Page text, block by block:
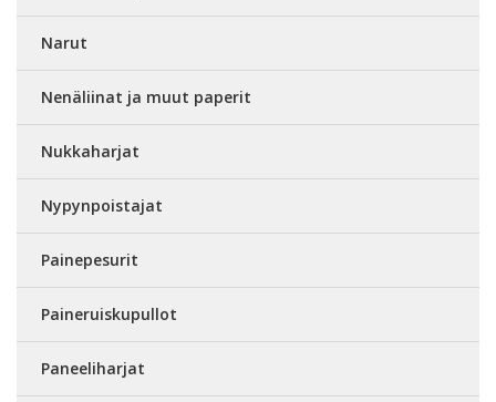
Narut
Nenäliinat ja muut paperit
Nukkaharjat
Nypynpoistajat
Painepesurit
Paineruiskupullot
Paneeliharjat